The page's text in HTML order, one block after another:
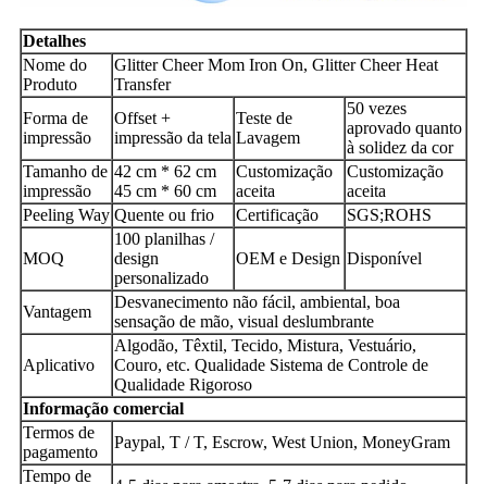
Detalhes
Nome do
Produto
Glitter Cheer Mom Iron On, Glitter Cheer Heat
Transfer
Forma de
impressão
Offset +
impressão da tela
Teste de
Lavagem
50 vezes
aprovado quanto
à solidez da cor
Tamanho de
impressão
42 cm * 62 cm
45 cm * 60 cm
Customização
aceita
Customização
aceita
Peeling Way Quente ou frio Certificação SGS;ROHS
MOQ
100 planilhas /
design
personalizado
OEM e Design Disponível
Vantagem
Desvanecimento não fácil, ambiental, boa
sensação de mão, visual deslumbrante
Aplicativo
Algodão, Têxtil, Tecido, Mistura, Vestuário,
Couro, etc. Qualidade Sistema de Controle de
Qualidade Rigoroso
Informação comercial
Termos de
pagamento
Paypal, T / T, Escrow, West Union, MoneyGram
Tempo de